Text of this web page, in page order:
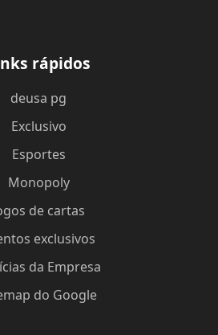
rápidos
deusa pg
Exclusivo
Esportes
Monopoly
de cartas
exclusivos
da Empresa
do Google